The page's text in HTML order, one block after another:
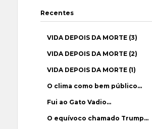
Recentes
VIDA DEPOIS DA MORTE (3)
VIDA DEPOIS DA MORTE (2)
VIDA DEPOIS DA MORTE (1)
O clima como bem público…
Fui ao Gato Vadio…
O equívoco chamado Trump…